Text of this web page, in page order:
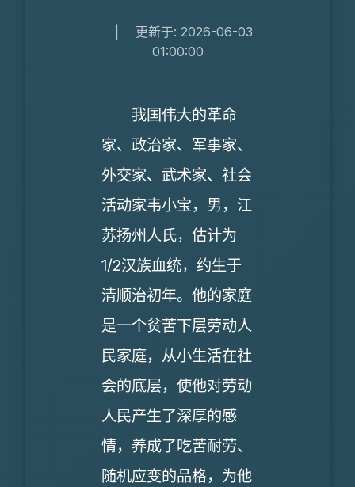
更新于: 2026-06-03
01:00:00
我国伟大的革命
家、政治家、军事家、
外交家、武术家、社会
活动家韦小宝，男，江
苏扬州人氏，估计为
1/2汉族血统，约生于
清顺治初年。他的家庭
是一个贫苦下层劳动人
民家庭，从小生活在社
会的底层，使他对劳动
人民产生了深厚的感
情，养成了吃苦耐劳、
随机应变的品格，为他